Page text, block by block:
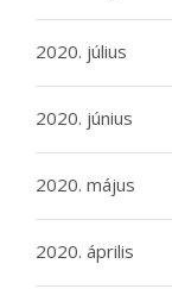
2020. július
2020. június
2020. május
2020. április